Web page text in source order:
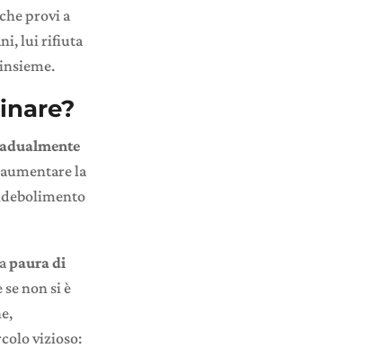
provi a
lui rifiuta
la
paura di
non si è
vizioso: